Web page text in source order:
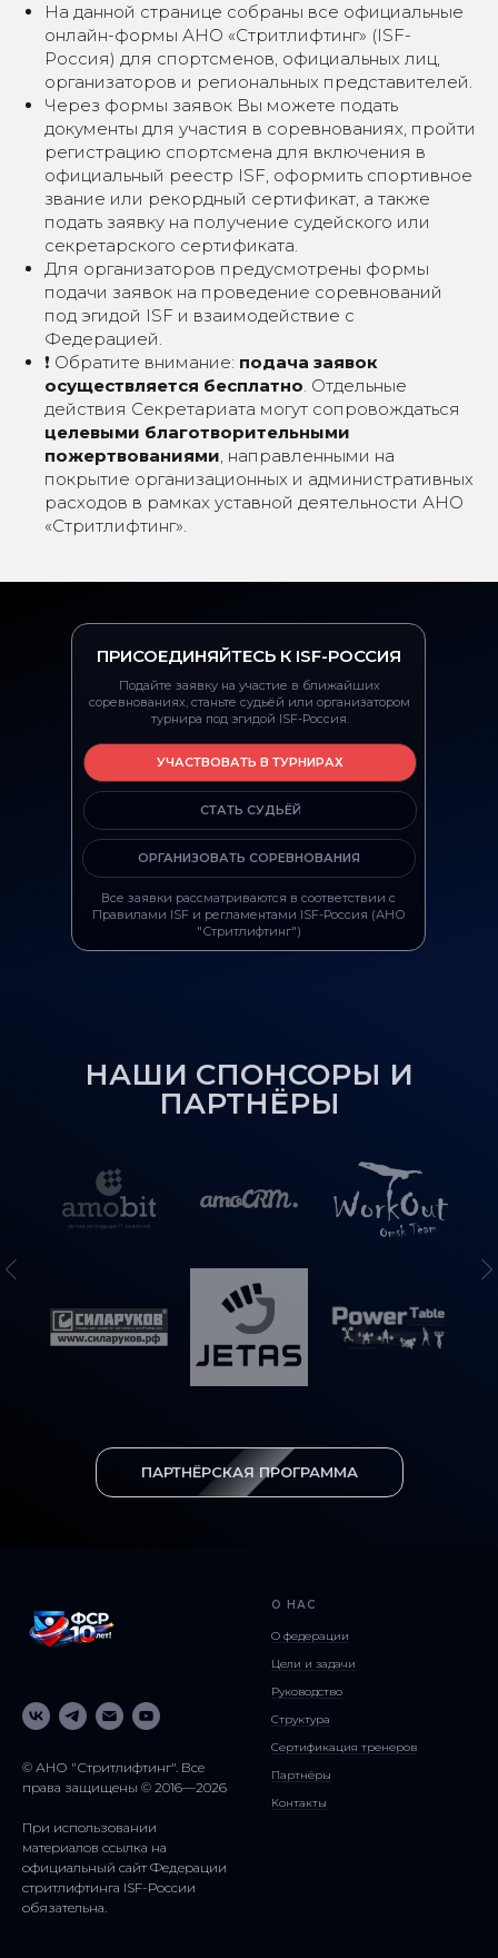
На данной странице собраны все официальные
онлайн-формы АНО «Стритлифтинг» (ISF-
Россия) для спортсменов, официальных лиц,
организаторов и региональных представителей.
Через формы заявок Вы можете подать
документы для участия в соревнованиях, пройти
регистрацию спортсмена для включения в
официальный реестр ISF, оформить спортивное
звание или рекордный сертификат, а также
подать заявку на получение судейского или
секретарского сертификата.
Для организаторов предусмотрены формы
подачи заявок на проведение соревнований
под эгидой ISF и взаимодействие с
Федерацией.
❗ Обратите внимание: подача заявок
осуществляется бесплатно. Отдельные
действия Секретариата могут сопровождаться
целевыми благотворительными
пожертвованиями, направленными на
покрытие организационных и административных
расходов в рамках уставной деятельности АНО
«Стритлифтинг».
УЧАСТВОВАТЬ В ТУРНИРАХ
СТАТЬ СУДЬЁЙ
ОРГАНИЗОВАТЬ СОРЕВНОВАНИЯ
Подайте заявку на участие в ближайших
соревнованиях, станьте судьёй или организатором
турнира под эгидой ISF-Россия.
Все заявки рассматриваются в соответствии с
Правилами ISF и регламентами ISF-Россия (АНО
"Стритлифтинг")
ПРИСОЕДИНЯЙТЕСЬ К ISF-РОССИЯ
НАШИ СПОНСОРЫ И
ПАРТНЁРЫ
ПАРТНЁРСКАЯ ПРОГРАММА
© АНО "Стритлифтинг". Все
права защищены © 2016—2026
При использовании
материалов ссылка на
официальный сайт Федерации
стритлифтинга ISF-России
обязательна.
О НАС
О федерации
Цели и задачи
Руководство
Структура
Сертификация тренеров
Партнёры
Контакты